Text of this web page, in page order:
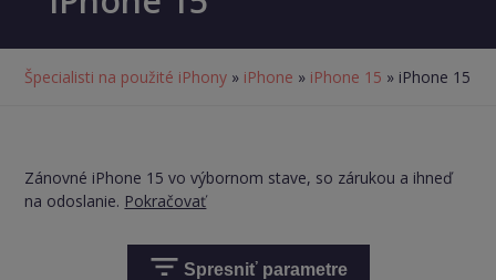
Špecialisti na použité iPhony » iPhone » iPhone 15 » iPhone 15
Zánovné iPhone 15 vo výbornom stave, so zárukou a ihneď
na odoslanie. Pokračovať
Spresniť parametre